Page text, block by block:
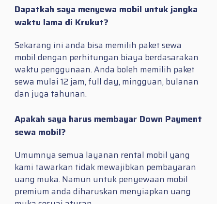
Dapatkah saya menyewa mobil untuk jangka
waktu lama di Krukut?
Sekarang ini anda bisa memilih paket sewa
mobil dengan perhitungan biaya berdasarakan
waktu penggunaan. Anda boleh memilih paket
sewa mulai 12 jam, full day, mingguan, bulanan
dan juga tahunan.
Apakah saya harus membayar Down Payment
sewa mobil?
Umumnya semua layanan rental mobil yang
kami tawarkan tidak mewajibkan pembayaran
uang muka. Namun untuk penyewaan mobil
premium anda diharuskan menyiapkan uang